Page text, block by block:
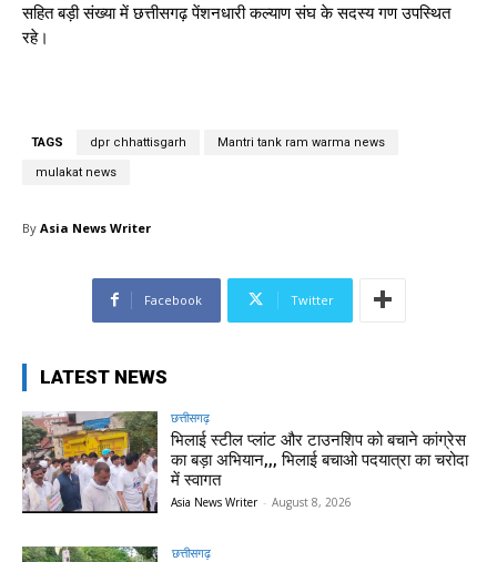
सहित बड़ी संख्या में छत्तीसगढ़ पेंशनधारी कल्याण संघ के सदस्य गण उपस्थित
रहे।
TAGS dpr chhattisgarh Mantri tank ram warma news
mulakat news
By Asia News Writer
Facebook Twitter
LATEST NEWS
छत्तीसगढ़
भिलाई स्टील प्लांट और टाउनशिप को बचाने कांग्रेस
का बड़ा अभियान,,, भिलाई बचाओ पदयात्रा का चरोदा
में स्वागत
Asia News Writer - August 8, 2026
छत्तीसगढ़